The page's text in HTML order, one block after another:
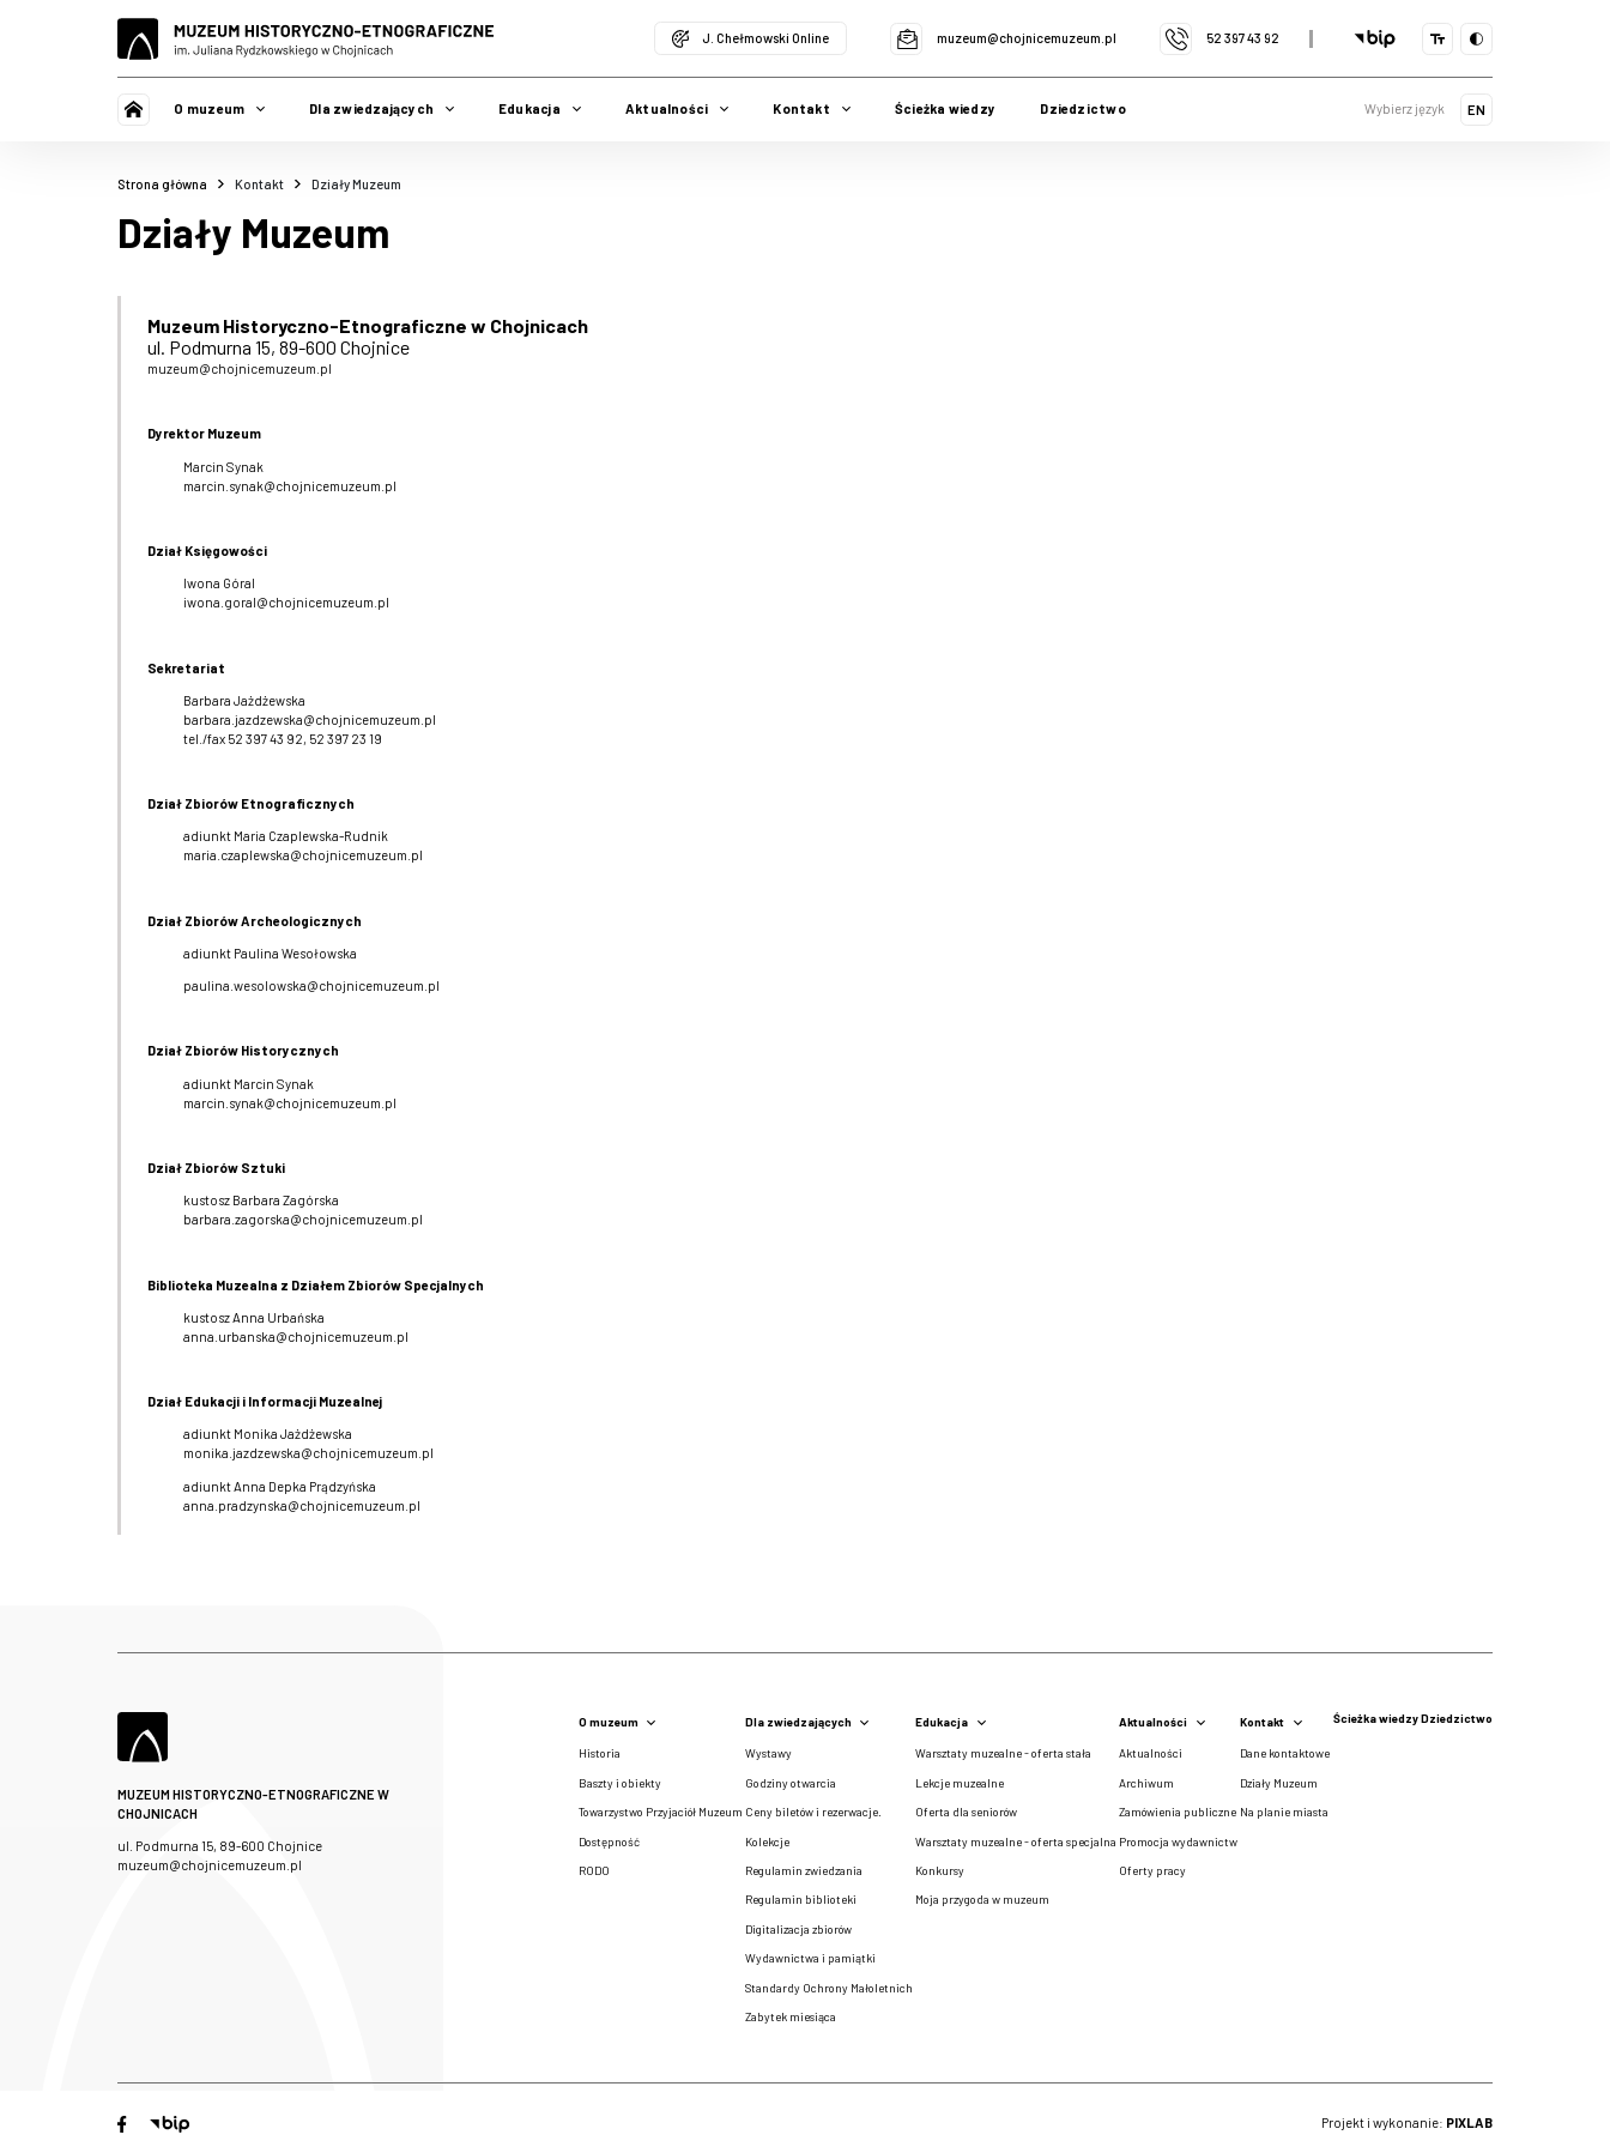
J. Chełmowski Online muzeum@chojnicemuzeum.pl 52 397 43 92
O muzeum Dla zwiedzających Edukacja Aktualności Kontakt Ścieżka wiedzy Dziedzictwo Wybierz język EN
Strona główna Kontakt Działy Muzeum
Działy Muzeum
Muzeum Historyczno-Etnograficzne w Chojnicach
ul. Podmurna 15, 89-600 Chojnice
muzeum@chojnicemuzeum.pl
Dyrektor Muzeum
Marcin Synak
marcin.synak@chojnicemuzeum.pl
Dział Księgowości
Iwona Góral
iwona.goral@chojnicemuzeum.pl
Sekretariat
Barbara Jażdżewska
barbara.jazdzewska@chojnicemuzeum.pl
tel./fax 52 397 43 92, 52 397 23 19
Dział Zbiorów Etnograficznych
adiunkt Maria Czaplewska-Rudnik
maria.czaplewska@chojnicemuzeum.pl
Dział Zbiorów Archeologicznych
adiunkt Paulina Wesołowska
paulina.wesolowska@chojnicemuzeum.pl
Dział Zbiorów Historycznych
adiunkt Marcin Synak
marcin.synak@chojnicemuzeum.pl
Dział Zbiorów Sztuki
kustosz Barbara Zagórska
barbara.zagorska@chojnicemuzeum.pl
Biblioteka Muzealna z Działem Zbiorów Specjalnych
kustosz Anna Urbańska
anna.urbanska@chojnicemuzeum.pl
Dział Edukacji i Informacji Muzealnej
adiunkt Monika Jażdżewska
monika.jazdzewska@chojnicemuzeum.pl
adiunkt Anna Depka Prądzyńska
anna.pradzynska@chojnicemuzeum.pl
MUZEUM HISTORYCZNO-ETNOGRAFICZNE W
CHOJNICACH
ul. Podmurna 15, 89-600 Chojnice
muzeum@chojnicemuzeum.pl
O muzeum
Historia
Baszty i obiekty
Towarzystwo Przyjaciół Muzeum
Dostępność
RODO
Dla zwiedzających
Wystawy
Godziny otwarcia
Ceny biletów i rezerwacje.
Kolekcje
Regulamin zwiedzania
Regulamin biblioteki
Digitalizacja zbiorów
Wydawnictwa i pamiątki
Standardy Ochrony Małoletnich
Zabytek miesiąca
Edukacja
Warsztaty muzealne - oferta stała
Lekcje muzealne
Oferta dla seniorów
Warsztaty muzealne - oferta specjalna
Konkursy
Moja przygoda w muzeum
Aktualności
Aktualności
Archiwum
Zamówienia publiczne
Promocja wydawnictw
Oferty pracy
Kontakt
Dane kontaktowe
Działy Muzeum
Na planie miasta
Ścieżka wiedzyDziedzictwo
Projekt i wykonanie: PIXLAB